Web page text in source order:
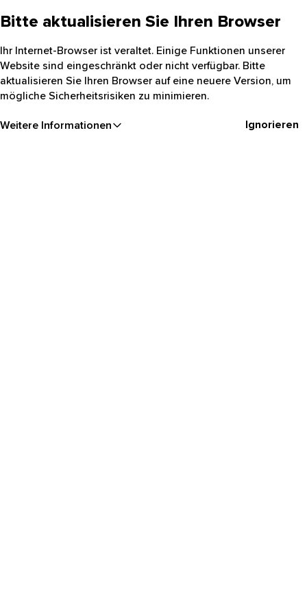
Bitte aktualisieren Sie Ihren Browser
Ihr Internet-Browser ist veraltet. Einige Funktionen unserer
Website sind eingeschränkt oder nicht verfügbar. Bitte
aktualisieren Sie Ihren Browser auf eine neuere Version, um
mögliche Sicherheitsrisiken zu minimieren.
Weitere Informationen Ignorieren